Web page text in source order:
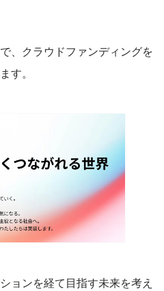
、クラウドファンディングを
す。
ョンを経て目指す未来を考え